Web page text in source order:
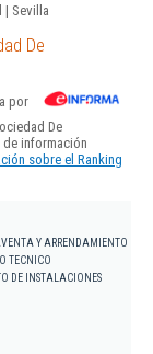
| Sevilla
De
por
De
información
sobre el Ranking
Y ARRENDAMIENTO
TECNICO
DE INSTALACIONES